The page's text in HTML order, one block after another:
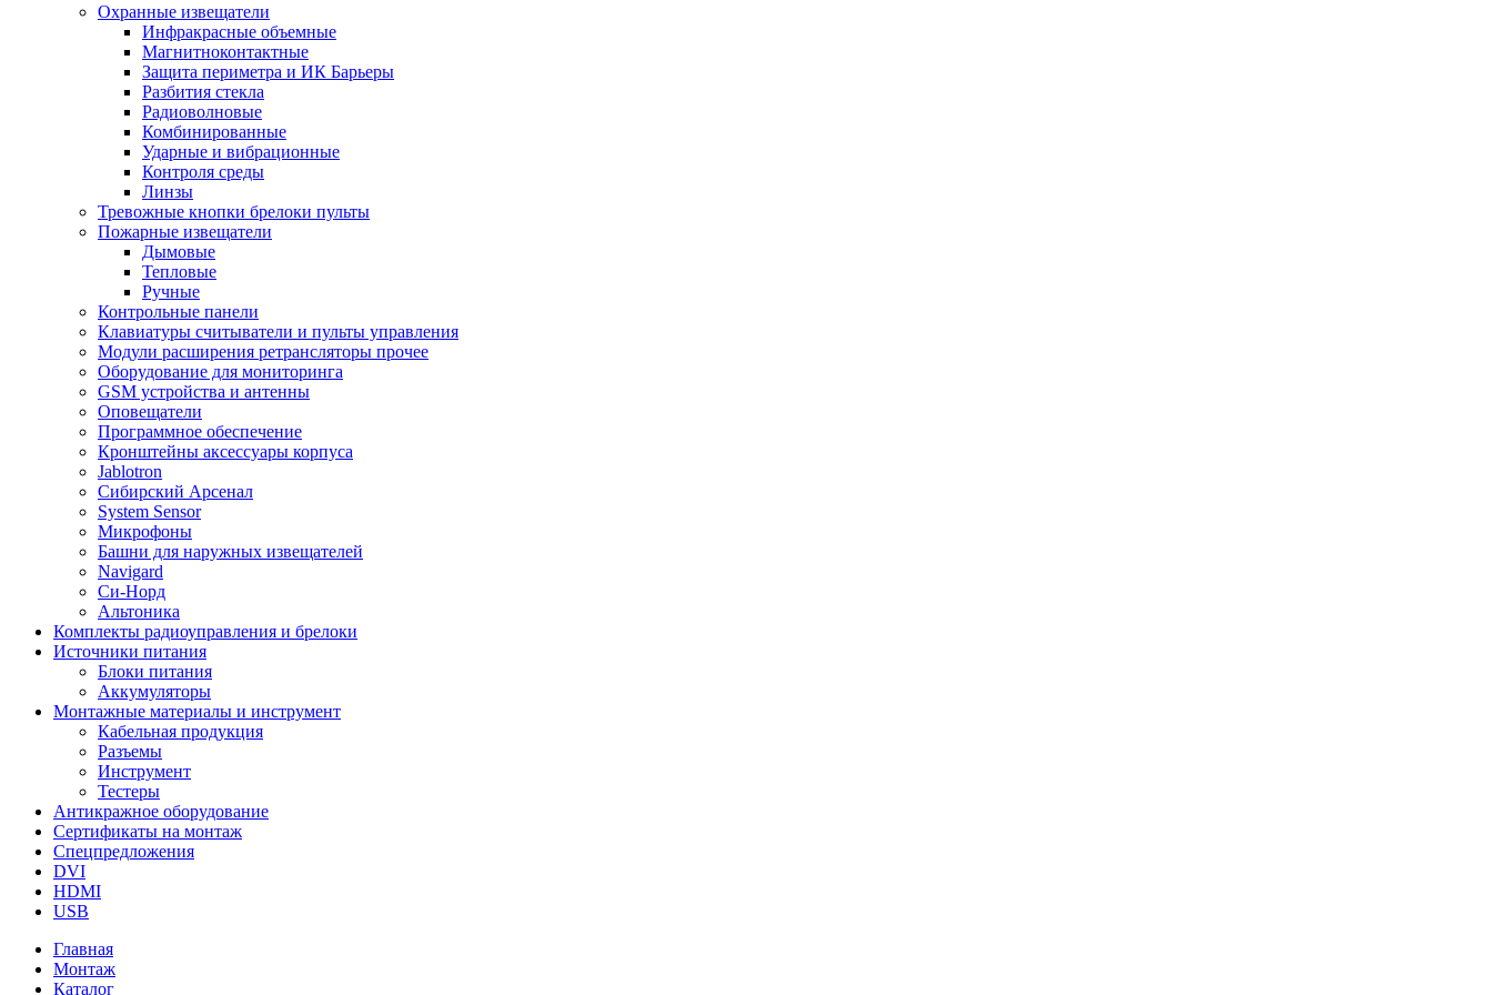
Охранные извещатели
Инфракрасные объемные
Магнитноконтактные
Защита периметра и ИК Барьеры
Разбития стекла
Радиоволновые
Комбинированные
Ударные и вибрационные
Контроля среды
Линзы
Тревожные кнопки брелоки пульты
Пожарные извещатели
Дымовые
Тепловые
Ручные
Контрольные панели
Клавиатуры считыватели и пульты управления
Модули расширения ретрансляторы прочее
Оборудование для мониторинга
GSM устройства и антенны
Оповещатели
Программное обеспечение
Кронштейны аксессуары корпуса
Jablotron
Сибирский Арсенал
System Sensor
Микрофоны
Башни для наружных извещателей
Navigard
Си-Норд
Альтоника
Комплекты радиоуправления и брелоки
Источники питания
Блоки питания
Аккумуляторы
Монтажные материалы и инструмент
Кабельная продукция
Разъемы
Инструмент
Тестеры
Антикражное оборудование
Сертификаты на монтаж
Спецпредложения
DVI
HDMI
USB
Главная
Монтаж
Каталог